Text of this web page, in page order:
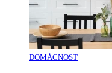
DOMÁCNOST